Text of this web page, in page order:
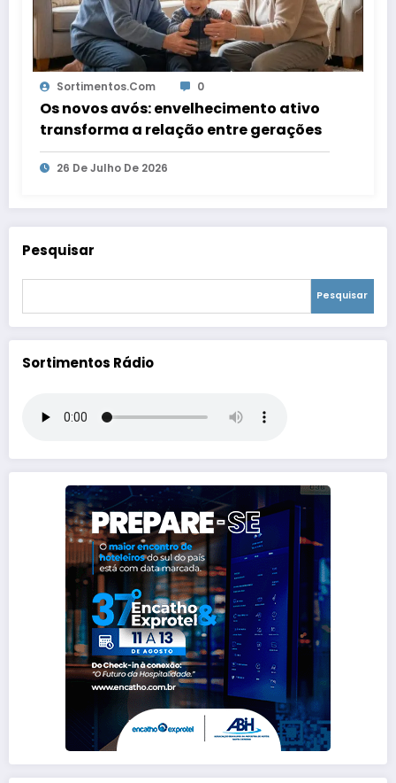
Sortimentos.com 0
Os novos avós: envelhecimento ativo
transforma a relação entre gerações
26 De Julho De 2026
Pesquisar
Pesquisar
Sortimentos Rádio